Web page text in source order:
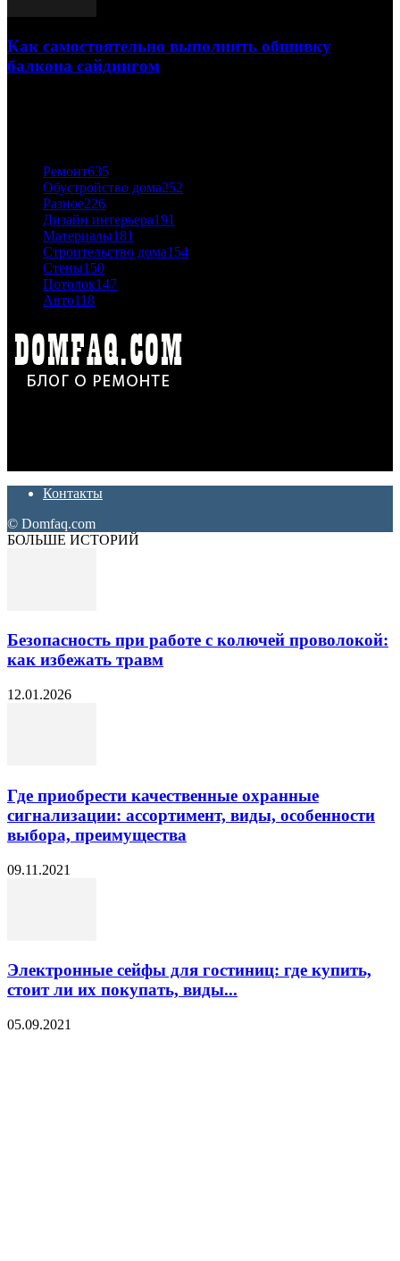
Как самостоятельно выполнить обшивку
балкона сайдингом
Ремонт635
Обустройство дома252
Разное226
Дизайн интерьера191
Материалы181
Строительство дома154
Стены150
Потолок147
Авто118
Контакты
© Domfaq.com
БОЛЬШЕ ИСТОРИЙ
Безопасность при работе с колючей проволокой:
как избежать травм
12.01.2026
Где приобрести качественные охранные
сигнализации: ассортимент, виды, особенности
выбора, преимущества
09.11.2021
Электронные сейфы для гостиниц: где купить,
стоит ли их покупать, виды...
05.09.2021